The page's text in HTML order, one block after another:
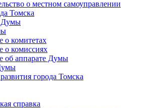
о местном самоуправлении
Томска
Думы
о комитетах
о комиссиях
об аппарате Думы
города Томска
справка